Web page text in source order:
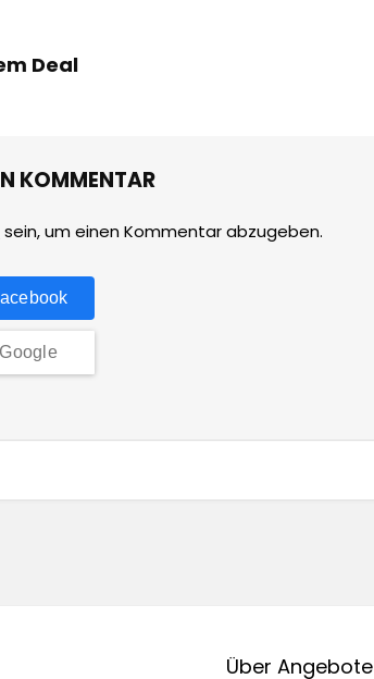
Deal
KOMMENTAR
sein, um einen Kommentar abzugeben.
Google
Über Angebote